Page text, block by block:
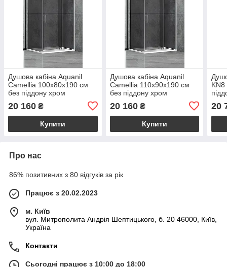
Душова кабіна Aquanil
Camellia 100х80х190 см
без піддону хром
розпашні двері
20 160 ₴
Купити
Душова кабіна Aquanil
Camellia 110х90х190 см
без піддону хром
розпашні двері
20 160₴
Купити
KN8
20
Про нас
86% позитивних з 80 відгуків за рік
Працює з 20.02.2023
м. Київ
вул. Митрополита Андрія Шептицького, б. 20 46000, Київ,
Україна
Контакти
Сьогодні працює з 10:00 до 18:00